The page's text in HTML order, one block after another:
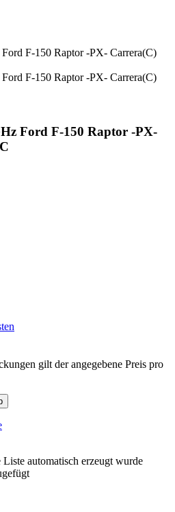
Ford F-150 Raptor -PX-
gilt der angegebene Preis pro
Liste automatisch erzeugt wurde